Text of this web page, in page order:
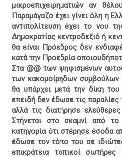
μικροεπιχειρηματιών αν
Παραμάγαζο έχει γίνει όλη η
αντιπολίτευση έχει το νου
Δημοκρατίας κεντροδεξιό ή
θα είναι Πρόεδρος δεν
κατά την Προεδρία
Στα @@ των ψηφισμένων
των κακομοίρηδων συμβούλων
θα υπάρχει μετά την δίκη
επειδή δεν έδωσε τις
αλλά τις διατήρησε
Στήνεται στο σκαμνί από
κατηγορία ότι στέρησε έσοδα
έδωσε τον τόπο του σε
επικράτεια τοπικοί